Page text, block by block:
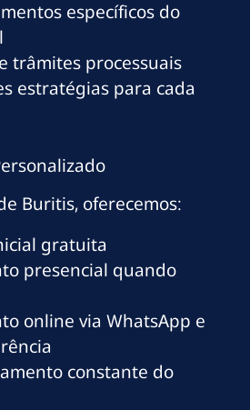
específicos do
trâmites processuais
estratégias para cada
Buritis, oferecemos:
gratuita
presencial quando
online via WhatsApp e
constante do